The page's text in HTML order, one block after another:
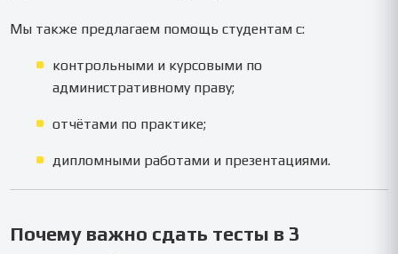
Мы также предлагаем помощь студентам с:
контрольными и курсовыми по
административному праву;
отчётами по практике;
дипломными работами и презентациями.
Почему важно сдать тесты в 3